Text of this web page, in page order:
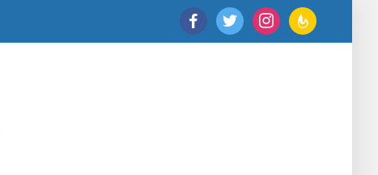
facebooktwitter instagramfeedburner